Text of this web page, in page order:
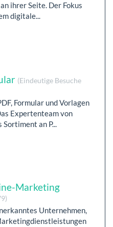
ihrer Seite. Der Fokus
digitale...
(Eindeutige Besuche
Formular und Vorlagen
Expertenteam von
an P...
Marketing
Unternehmen,